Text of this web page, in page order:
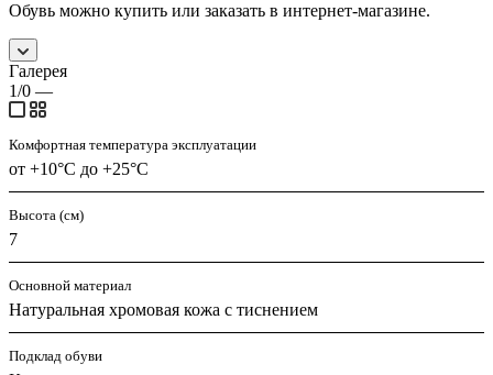
Обувь можно купить или заказать в интернет-магазине.
Галерея
1/0 —
Комфортная температура эксплуатации
от +10°С до +25°С
Высота (см)
7
Основной материал
Натуральная хромовая кожа с тиснением
Подклад обуви